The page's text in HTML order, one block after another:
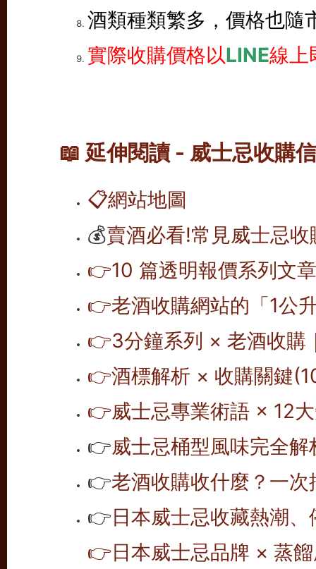
酒類種類繁多，價格也隨
實際收購價格以LINE線上
📖 延伸閱讀 - 威士忌收購
📋網站地圖
💰賣酒必看!常見威士忌
👉10 篇透明報價系列文
👉老酒收購網站的「1公
👉3分鐘系列 × 老酒收購
👉酒標解析 × 收購關鍵
👉威士忌專業術語 × 12
👉威士忌桶型風味完全
👉老酒收購收什麼？一
👉日本威士忌收藏熱潮
👉日本威士忌品牌 × 蒸